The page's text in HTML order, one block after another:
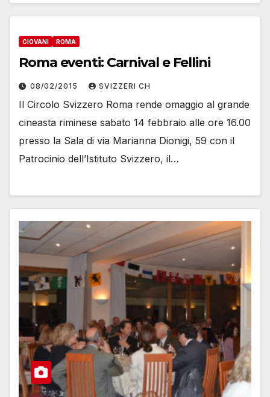
GIOVANI ROMA
Roma eventi: Carnival e Fellini
08/02/2015 SVIZZERI CH
Il Circolo Svizzero Roma rende omaggio al grande
cineasta riminese sabato 14 febbraio alle ore 16.00
presso la Sala di via Marianna Dionigi, 59 con il
Patrocinio dell’Istituto Svizzero, il…